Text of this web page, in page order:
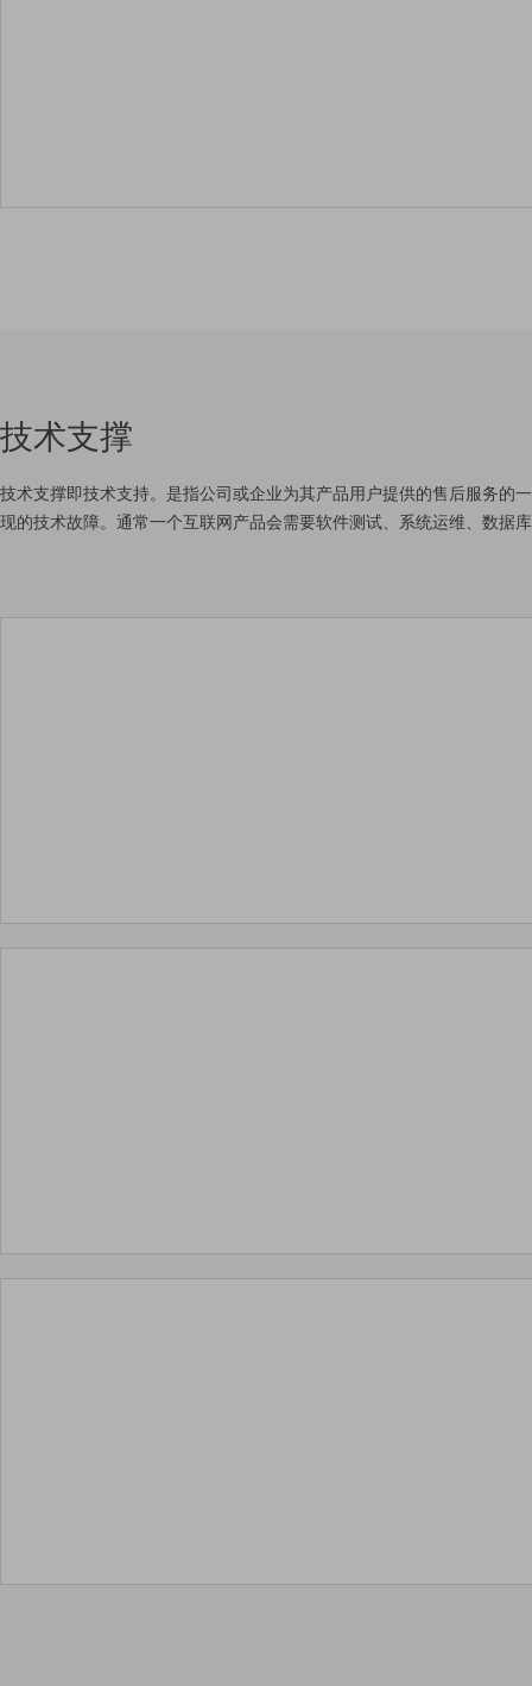
技术支撑
技术支撑即技术支持。是指公司或企业为其产品用户提供的售后服务的
现的技术故障。通常一个互联网产品会需要软件测试、系统运维、数据